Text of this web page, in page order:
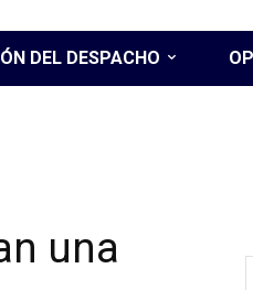
DEL DESPACHO
una